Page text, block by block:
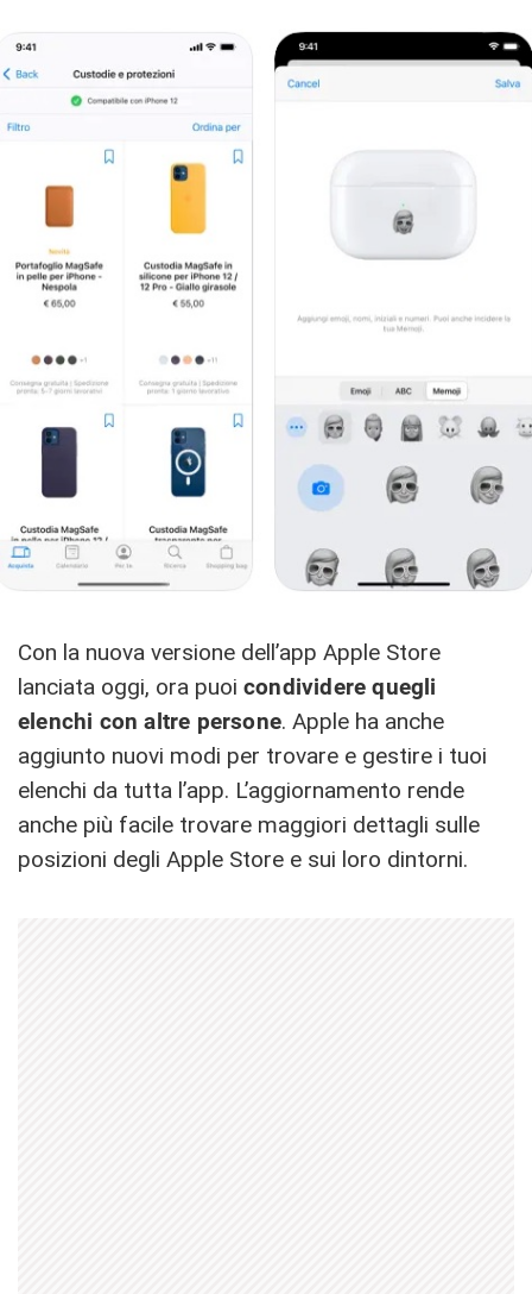
Con la nuova versione dell’app Apple Store
lanciata oggi, ora puoi condividere quegli
elenchi con altre persone. Apple ha anche
aggiunto nuovi modi per trovare e gestire i tuoi
elenchi da tutta l’app. L’aggiornamento rende
anche più facile trovare maggiori dettagli sulle
posizioni degli Apple Store e sui loro dintorni.